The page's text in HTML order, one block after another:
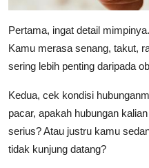
Pertama, ingat detail
Kamu merasa senang, takut,
sering lebih penting daripada
Kedua, cek kondisi
pacar, apakah hubungan
serius? Atau justru kamu
tidak kunjung datang?